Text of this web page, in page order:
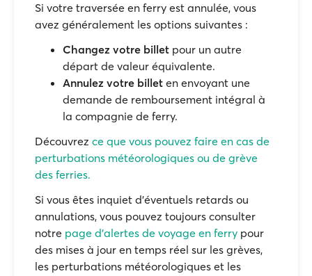
Si votre traversée en ferry est annulée, vous
avez généralement les options suivantes :
Changez votre billet pour un autre
départ de valeur équivalente.
Annulez votre billet en envoyant une
demande de remboursement intégral à
la compagnie de ferry.
Découvrez ce que vous pouvez faire en cas de
perturbations météorologiques ou de grève
des ferries.
Si vous êtes inquiet d'éventuels retards ou
annulations, vous pouvez toujours consulter
notre page d'alertes de voyage en ferry pour
des mises à jour en temps réel sur les grèves,
les perturbations météorologiques et les